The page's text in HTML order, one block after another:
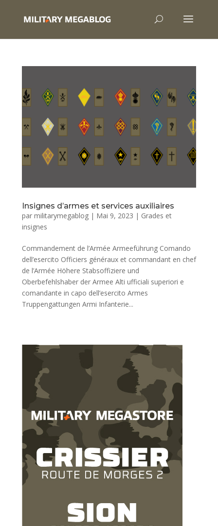
Insignes d’armes et services auxiliaires
par militarymegablog| Mai 9, 2023 | Grades et
insignes
Commandement de l’Armée Armeeführung Comando
dell’esercito Officiers généraux et commandant en chef
de l’Armée Höhere Stabsoffiziere und
Oberbefehlshaber der Armee Alti ufficiali superiori e
comandante in capo dell’esercito Armes
Truppengattungen Armi Infanterie...